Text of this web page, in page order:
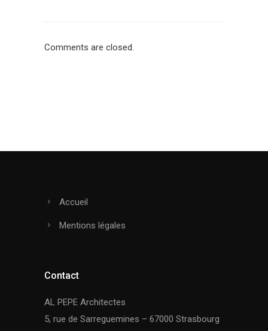
Comments are closed.
Accueil
Mentions légales
Contact
AL PEPE Architectes
5, rue de Sarreguemines – 67000 Strasbourg